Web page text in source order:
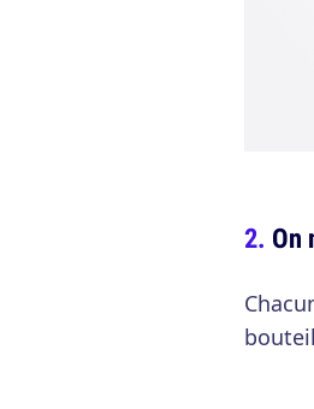
On